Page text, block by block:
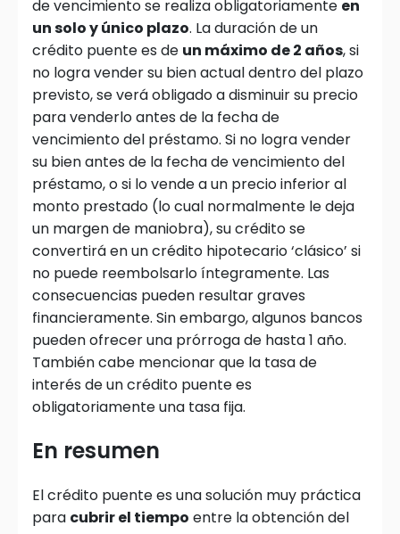
de vencimiento se realiza obligatoriamente en
un solo y único plazo. La duración de un
crédito puente es de un máximo de 2 años, si
no logra vender su bien actual dentro del plazo
previsto, se verá obligado a disminuir su precio
para venderlo antes de la fecha de
vencimiento del préstamo. Si no logra vender
su bien antes de la fecha de vencimiento del
préstamo, o si lo vende a un precio inferior al
monto prestado (lo cual normalmente le deja
un margen de maniobra), su crédito se
convertirá en un crédito hipotecario ‘clásico’ si
no puede reembolsarlo íntegramente. Las
consecuencias pueden resultar graves
financieramente. Sin embargo, algunos bancos
pueden ofrecer una prórroga de hasta 1 año.
También cabe mencionar que la tasa de
interés de un crédito puente es
obligatoriamente una tasa fija.
En resumen
El crédito puente es una solución muy práctica
para cubrir el tiempo entre la obtención del